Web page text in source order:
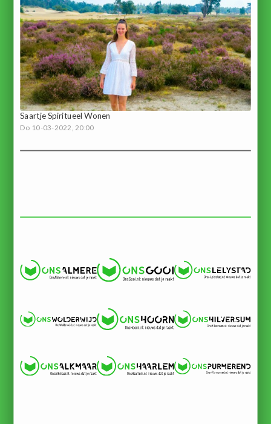
Saartje Spiritueel Wonen
Do 10-03-2022, 20:00